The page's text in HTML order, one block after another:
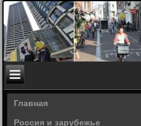
Главная
Россия и зарубежье